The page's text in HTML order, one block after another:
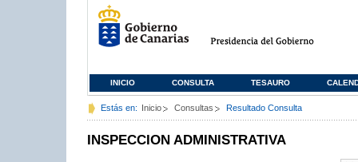
INICIO CONSULTA TESAURO
Estás en: Inicio Consultas Resultado Consulta
INSPECCION ADMINISTRATIVA